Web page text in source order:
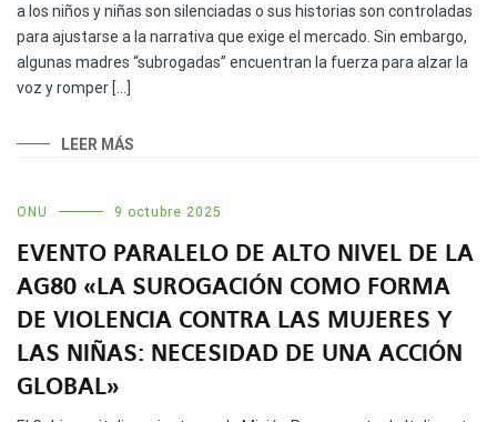
a los niños y niñas son silenciadas o sus historias son controladas
para ajustarse a la narrativa que exige el mercado. Sin embargo,
algunas madres “subrogadas” encuentran la fuerza para alzar la
voz y romper […]
LEER MÁS
ONU 9 octubre 2025
EVENTO PARALELO DE ALTO NIVEL DE LA
AG80 «LA SUROGACIÓN COMO FORMA
DE VIOLENCIA CONTRA LAS MUJERES Y
LAS NIÑAS: NECESIDAD DE UNA ACCIÓN
GLOBAL»